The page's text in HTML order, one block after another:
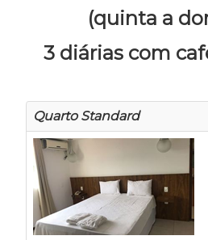
(quinta a
3 diárias com
Quarto Standard